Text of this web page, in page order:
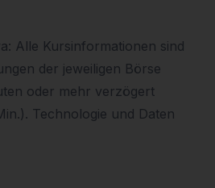
Alle Kursinformationen sind
der jeweiligen Börse
oder mehr verzögert
Technologie und Daten